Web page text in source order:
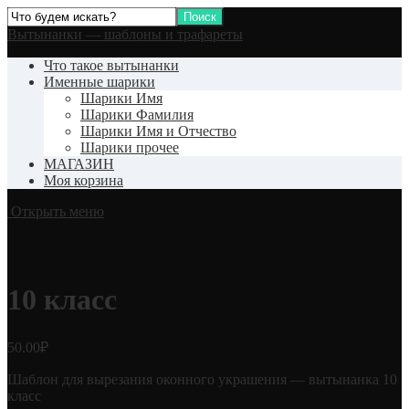
Вытынанки — шаблоны и трафареты
Что такое вытынанки
Именные шарики
Шарики Имя
Шарики Фамилия
Шарики Имя и Отчество
Шарики прочее
МАГАЗИН
Моя корзина
Открыть меню
10 класс
50.00₽
Шаблон для вырезания оконного украшения — вытынанка 10
класс